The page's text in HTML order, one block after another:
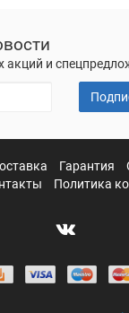
акций и
Гарантия
Политика